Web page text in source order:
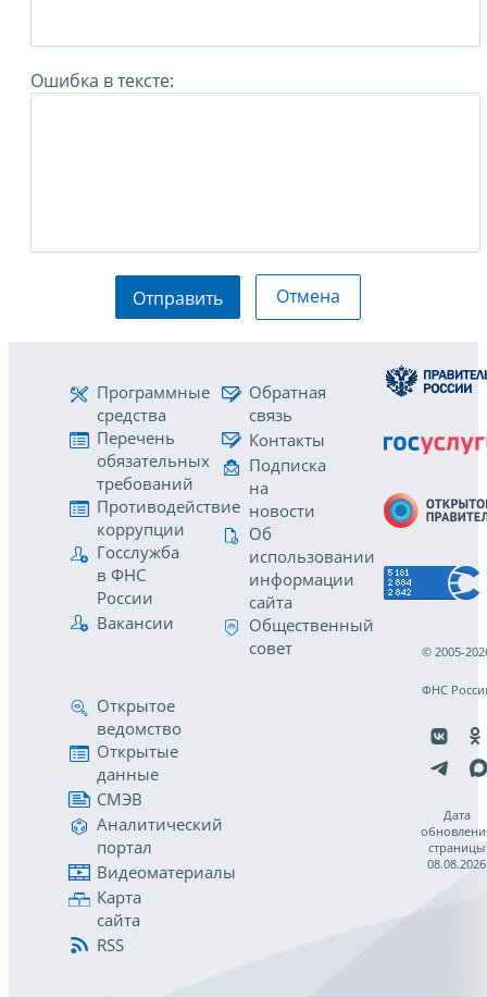
Ошибка в тексте:
Отправить Отмена
Программные
средства
Перечень
обязательных
требований
Противодействие
коррупции
Госслужба
в ФНС
России
Вакансии
Обратная
связь
Контакты
Подписка
на
новости
Об
использовании
информации
сайта
Общественный
совет
Открытое
ведомство
Открытые
данные
СМЭВ
Аналитический
портал
Видеоматериалы
Карта
сайта
RSS
© 2005-
ФНС
Дата
страницы
08.08.2026